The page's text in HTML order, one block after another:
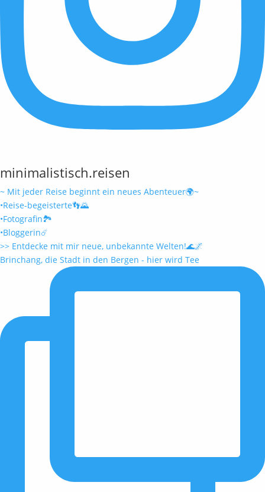
minimalistisch.reisen
~ Mit jeder Reise beginnt ein neues Abenteuer🌍~
•Reise-begeisterte👣🌄
•Fotografin🏞️
•Bloggerin☄️
>> Entdecke mit mir neue, unbekannte Welten!🌊🌌
Brinchang, die Stadt in den Bergen - hier wird Tee